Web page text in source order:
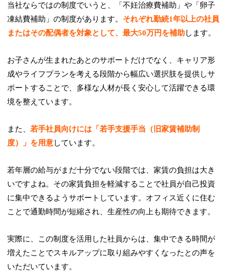
当社ならではの制度でいうと、「不妊治療費補助」や「卵⼦
凍結費補助」の制度があります。 それぞれ勤続1年以上の社員
またはその配偶者を対象として、最大50万円を補助します。
お子さんが生まれたあとのサポートだけでなく、キャリア形
成やライフプランを考える段階から幅広い選択肢を提供しサ
ポートすることで、多様な人材が長く安心して活躍できる環
境を整えています。
また、若手社員向けには「若手支援手当（旧家賃補助制
度）」を用意しています。
若年層の給与がまだ十分でない段階では、家賃の負担は大き
いですよね。その家賃負担を軽減することで社員が自己投資
に集中できるようサポートしています。オフィス近くに住む
ことで通勤時間が短縮され、生産性の向上も期待できます。
実際に、この制度を活用した社員からは、集中できる時間が
増えたことでスキルアップに取り組みやすくなったとの声を
いただいています。